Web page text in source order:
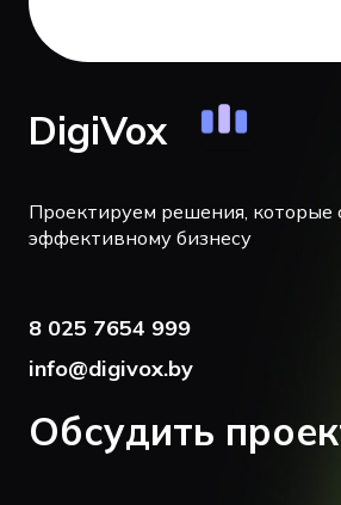
DigiVox
Проектируем решения, которые
эффективному бизнесу
8 025 7654 999
info@digivox.by
Обсудить